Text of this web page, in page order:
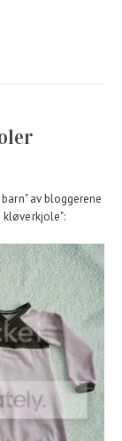
av bloggerene
kløverkjole":